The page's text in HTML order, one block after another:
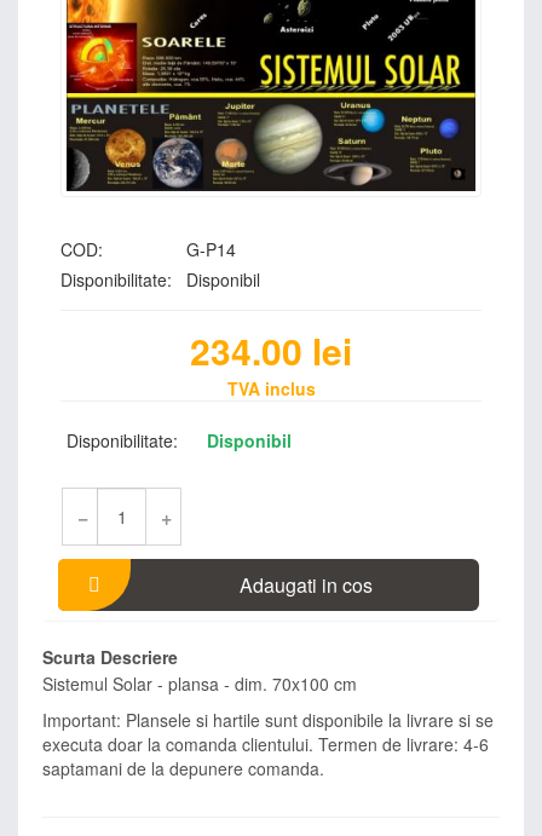
COD:
G-P14
Disponibilitate:
Disponibil
234.00 lei
TVA inclus
Disponibilitate: Disponibil
− +
Adaugati in cos
Scurta Descriere
Sistemul Solar - plansa - dim. 70x100 cm
Important: Plansele si hartile sunt disponibile la livrare si se
executa doar la comanda clientului. Termen de livrare: 4-6
saptamani de la depunere comanda.